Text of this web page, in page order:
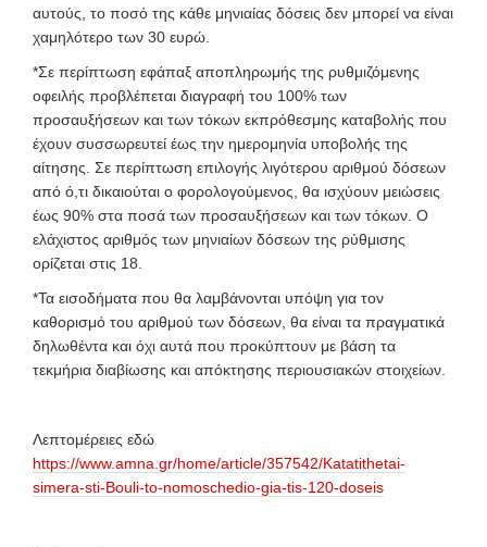
αυτούς, το ποσό της κάθε μηνιαίας δόσεις δεν μπορεί να είναι
χαμηλότερο των 30 ευρώ.
*Σε περίπτωση εφάπαξ αποπληρωμής της ρυθμιζόμενης
οφειλής προβλέπεται διαγραφή του 100% των
προσαυξήσεων και των τόκων εκπρόθεσμης καταβολής που
έχουν συσσωρευτεί έως την ημερομηνία υποβολής της
αίτησης. Σε περίπτωση επιλογής λιγότερου αριθμού δόσεων
από ό,τι δικαιούται ο φορολογούμενος, θα ισχύουν μειώσεις
έως 90% στα ποσά των προσαυξήσεων και των τόκων. Ο
ελάχιστος αριθμός των μηνιαίων δόσεων της ρύθμισης
ορίζεται στις 18.
*Τα εισοδήματα που θα λαμβάνονται υπόψη για τον
καθορισμό του αριθμού των δόσεων, θα είναι τα πραγματικά
δηλωθέντα και όχι αυτά που προκύπτουν με βάση τα
τεκμήρια διαβίωσης και απόκτησης περιουσιακών στοιχείων.
Λεπτομέρειες εδώ
https://www.amna.gr/home/article/357542/Katatithetai-
simera-sti-Bouli-to-nomoschedio-gia-tis-120-doseis